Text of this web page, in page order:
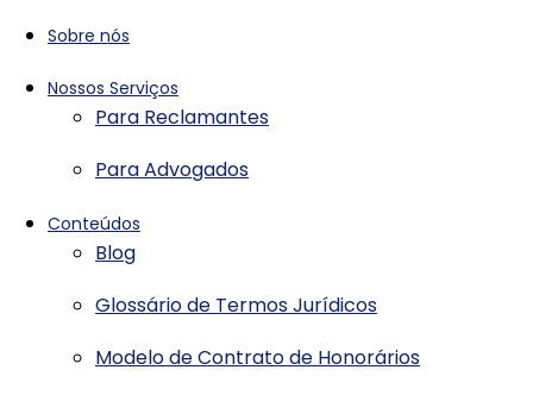
Sobre nós
Nossos Serviços
Para Reclamantes
Para Advogados
Conteúdos
Blog
Glossário de Termos Jurídicos
Modelo de Contrato de Honorários